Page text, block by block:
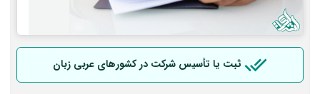
ثبت یا تأسیس شرکت در کشورهای عربی زبان